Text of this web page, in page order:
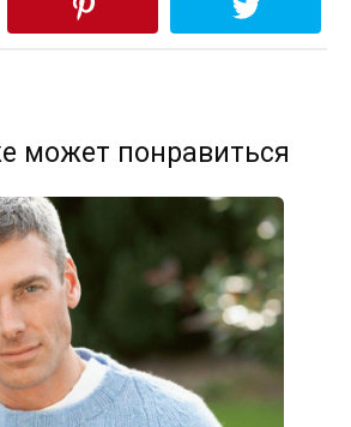
может понравиться